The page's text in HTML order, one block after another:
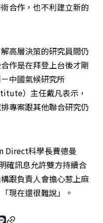
合作，也不利建立新的
高層決策的研究員間仍
作是在拜登上台後才剛
中國氣候研究所
）主任戴凡表示，
專案跟其他聯合研究仍
Direct科學長費德曼
確訊息允許雙方持續合
跟負責人會擔心惹上麻
現在還很難說」。